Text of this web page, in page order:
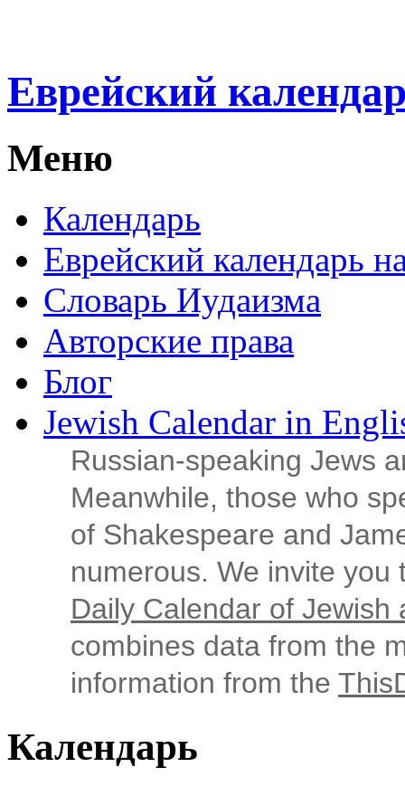
Еврейский
Меню
Календарь
Еврейский календарь
Словарь Иудаизма
Авторские права
Блог
Jewish Calendar in
Russian‑speaking Jews
Meanwhile, those who
of Shakespeare and
numerous. We invite
Daily Calendar of Jewish
combines data from the
information from the
Календарь